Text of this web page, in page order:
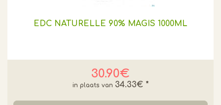
EDC NATURELLE 90% MAGIS 1000ML
30.90€
34.33€ *